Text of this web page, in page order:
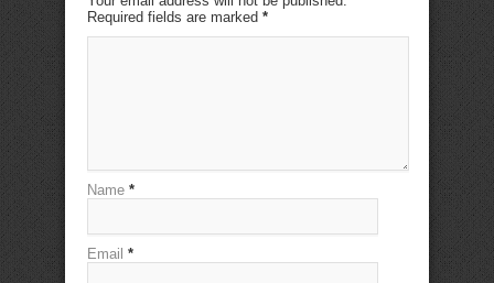
Required fields are marked *
Name *
Email *